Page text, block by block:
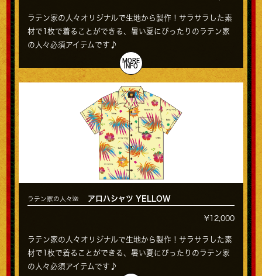
ラテン家の人々オリジナルで生地から製作！サラサラした素
材で1枚で着ることができる、暑い夏にぴったりのラテン家
の人々必須アイテムです♪
MORE
INFO
ラテン家の人々🌺 アロハシャツ YELLOW
¥12,000
ラテン家の人々オリジナルで生地から製作！サラサラした素
材で1枚で着ることができる、暑い夏にぴったりのラテン家
の人々必須アイテムです♪